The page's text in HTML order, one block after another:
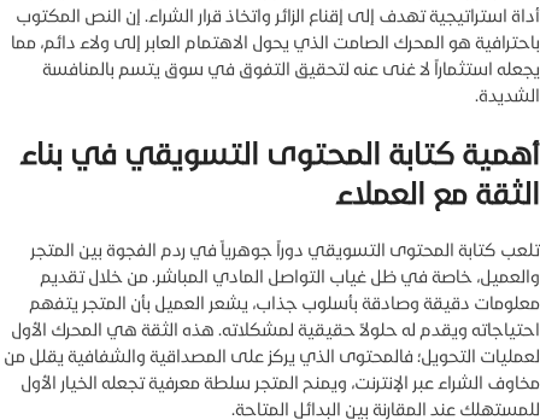
أداة استراتيجية تهدف إلى إقناع الزائر واتخاذ قرار الشراء. إن النص المكتوب
باحترافية هو المحرك الصامت الذي يحول الاهتمام العابر إلى ولاء دائم، مما
يجعله استثماراً لا غنى عنه لتحقيق التفوق في سوق يتسم بالمنافسة
الشديدة.
أهمية كتابة المحتوى التسويقي في بناء
الثقة مع العملاء
تلعب كتابة المحتوى التسويقي دوراً جوهرياً في ردم الفجوة بين المتجر
والعميل، خاصة في ظل غياب التواصل المادي المباشر. من خلال تقديم
معلومات دقيقة وصادقة بأسلوب جذاب، يشعر العميل بأن المتجر يتفهم
احتياجاته ويقدم له حلولاً حقيقية لمشكلاته. هذه الثقة هي المحرك الأول
لعمليات التحويل؛ فالمحتوى الذي يركز على المصداقية والشفافية يقلل من
مخاوف الشراء عبر الإنترنت، ويمنح المتجر سلطة معرفية تجعله الخيار الأول
للمستهلك عند المقارنة بين البدائل المتاحة.